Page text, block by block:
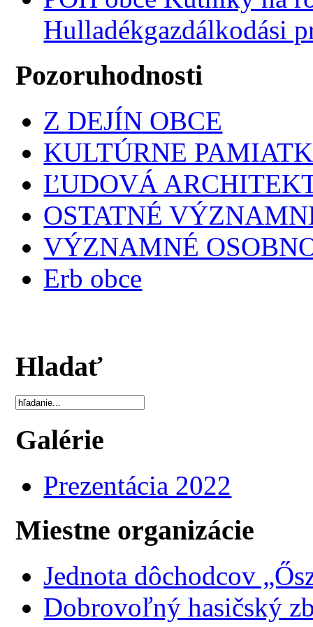
Hulladékgazdálkodási
Pozoruhodnosti
Z DEJÍN OBCE
KULTÚRNE
ĽUDOVÁ
OSTATNÉ
VÝZNAMNÉ
Erb obce
Hladať
Galérie
Prezentácia 2022
Miestne organizácie
Jednota dôchodcov
Dobrovoľný hasičský